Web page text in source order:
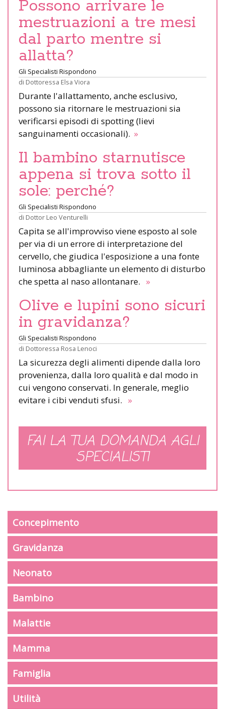
Possono arrivare le
mestruazioni a tre mesi
dal parto mentre si
allatta?
Gli Specialisti Rispondono
di Dottoressa Elsa Viora
Durante l'allattamento, anche esclusivo,
possono sia ritornare le mestruazioni sia
verificarsi episodi di spotting (lievi
sanguinamenti occasionali). »
Il bambino starnutisce
appena si trova sotto il
sole: perché?
Gli Specialisti Rispondono
di Dottor Leo Venturelli
Capita se all'improvviso viene esposto al sole
per via di un errore di interpretazione del
cervello, che giudica l'esposizione a una fonte
luminosa abbagliante un elemento di disturbo
che spetta al naso allontanare. »
Olive e lupini sono sicuri
in gravidanza?
Gli Specialisti Rispondono
di Dottoressa Rosa Lenoci
La sicurezza degli alimenti dipende dalla loro
provenienza, dalla loro qualità e dal modo in
cui vengono conservati. In generale, meglio
evitare i cibi venduti sfusi. »
FAI LA TUA DOMANDA AGLI
SPECIALISTI
Concepimento
Gravidanza
Neonato
Bambino
Malattie
Mamma
Famiglia
Utilità